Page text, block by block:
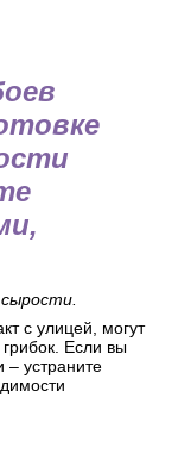
с улицей, могут
Если вы
устраните